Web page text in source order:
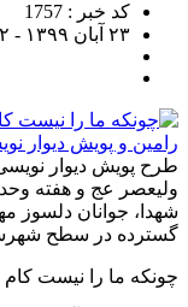
کد خبر : 1757
۲۳ آبان ۱۳۹۹ - ۱۵:۱۲
طرح پویش دیوار
ولیعصر عج و هفته
شهدا، جوانان دلسوز
گسترده در سطح
چونکه ما را نیست کام